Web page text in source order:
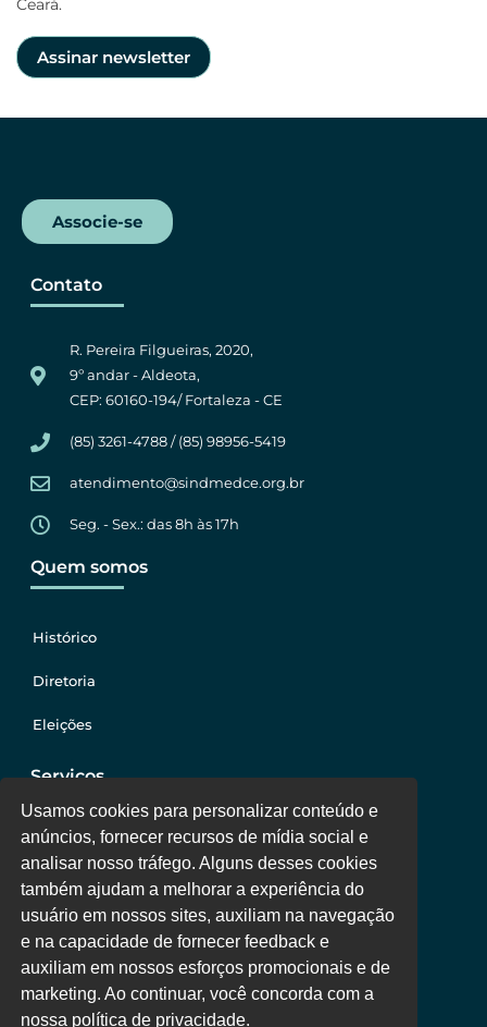
Ceará.
Associe-se
Contato
R. Pereira Filgueiras, 2020,
9º andar - Aldeota,
CEP: 60160-194/ Fortaleza - CE
(85) 3261-4788 / (85) 98956-5419
atendimento@sindmedce.org.br
Seg. - Sex.: das 8h às 17h
Quem somos
Histórico
Diretoria
Eleições
Serviços
Jurídico
Oportunidades
Clube de Vantagens
Área Colaborador
Usamos cookies para personalizar conteúdo e
anúncios, fornecer recursos de mídia social e
analisar nosso tráfego. Alguns desses cookies
também ajudam a melhorar a experiência do
usuário em nossos sites, auxiliam na navegação
e na capacidade de fornecer feedback e
auxiliam em nossos esforços promocionais e de
marketing. Ao continuar, você concorda com a
nossa política de privacidade.